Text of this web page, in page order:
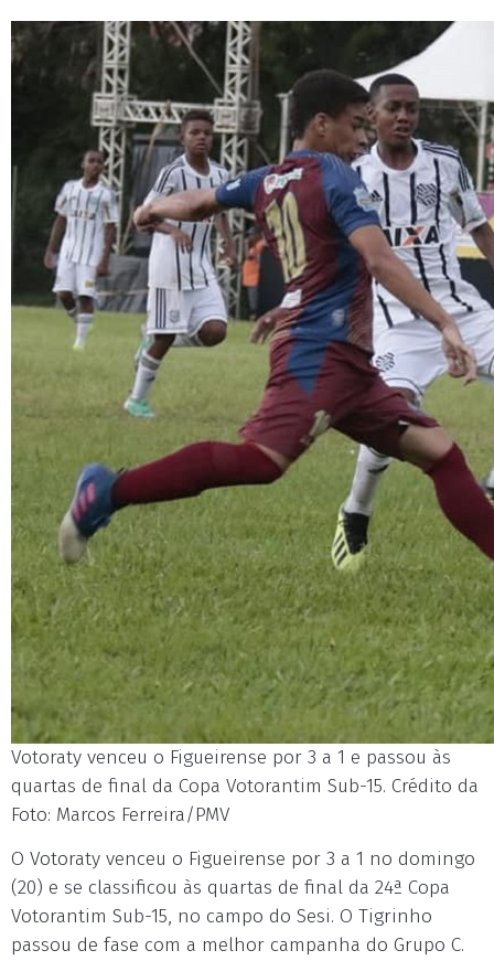
Votoraty venceu o Figueirense por 3 a 1 e passou às
quartas de final da Copa Votorantim Sub-15. Crédito da
Foto: Marcos Ferreira/PMV
O Votoraty venceu o Figueirense por 3 a 1 no domingo
(20) e se classificou às quartas de final da 24ª Copa
Votorantim Sub-15, no campo do Sesi. O Tigrinho
passou de fase com a melhor campanha do Grupo C.